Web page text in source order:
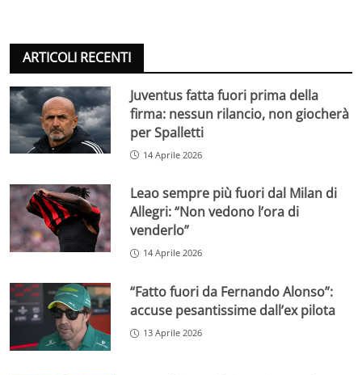
ARTICOLI RECENTI
Juventus fatta fuori prima della
firma: nessun rilancio, non giocherà
per Spalletti
14 Aprile 2026
Leao sempre più fuori dal Milan di
Allegri: “Non vedono l’ora di
venderlo”
14 Aprile 2026
“Fatto fuori da Fernando Alonso”:
accuse pesantissime dall’ex pilota
13 Aprile 2026